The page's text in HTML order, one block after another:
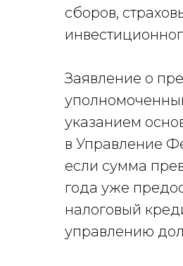
сборов,
Заявление о
указанием
в Управление
если сумма
года уже
налоговый
управлению